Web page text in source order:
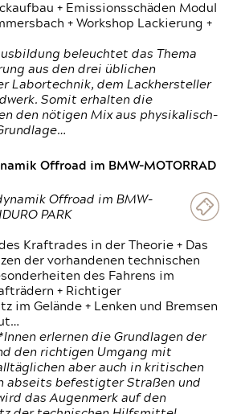
+ Emissionsschäden Modul
+ Workshop Lackierung +
beleuchtet das Thema
aus den drei üblichen
Labortechnik, dem Lackhersteller
Somit erhalten die
den nötigen Mix aus physikalisch-
Offroad im BMW-MOTORRAD
Offroad im BMW-
PARK
Kraftrades in der Theorie + Das
der vorhandenen technischen
des Fahrens im
+ Richtiger
im Gelände + Lenken und Bremsen
erlernen die Grundlagen der
den richtigen Umgang mit
aber auch in kritischen
abseits befestigter Straßen und
das Augenmerk auf den